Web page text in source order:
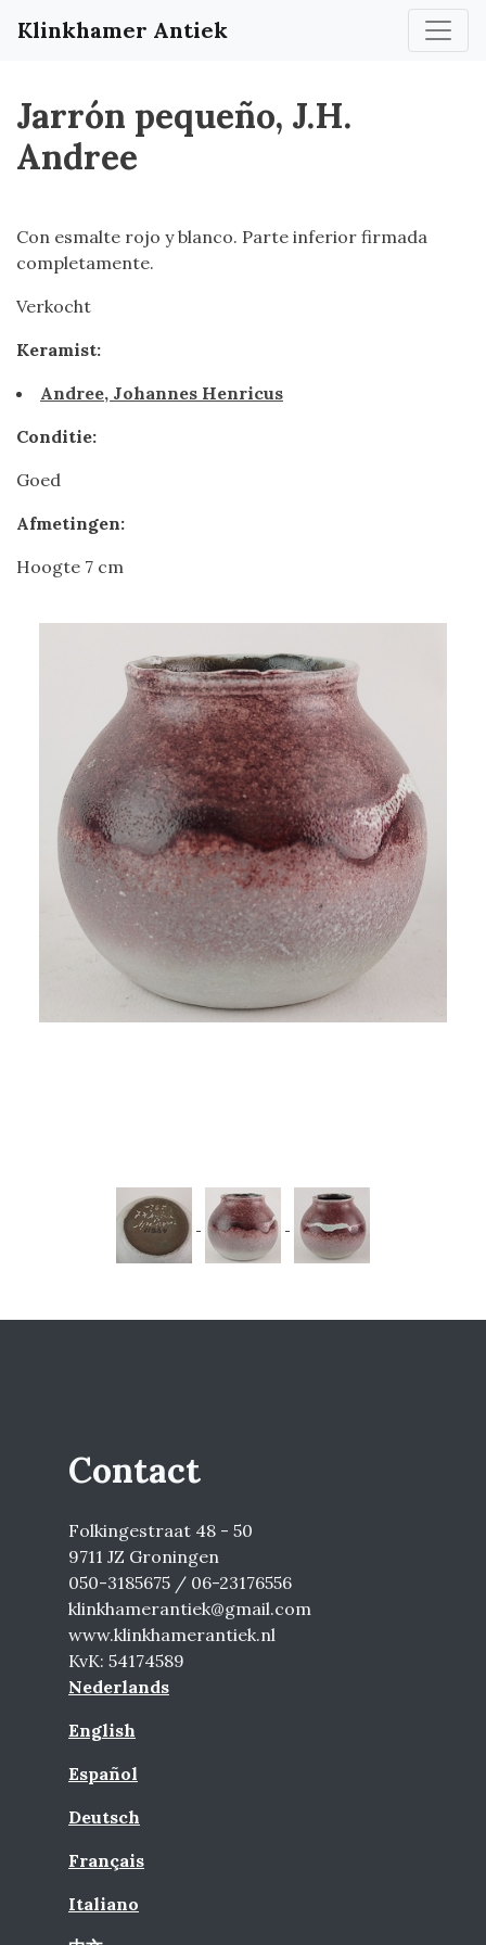
Klinkhamer Antiek
Jarrón pequeño, J.H.
Andree
Con esmalte rojo y blanco. Parte inferior firmada
completamente.
Verkocht
Keramist:
Andree, Johannes Henricus
Conditie:
Goed
Afmetingen:
Hoogte 7 cm
Contact
Folkingestraat 48 - 50
9711 JZ Groningen
050-3185675 / 06-23176556
klinkhamerantiek@gmail.com
www.klinkhamerantiek.nl
KvK: 54174589
Nederlands
English
Español
Deutsch
Français
Italiano